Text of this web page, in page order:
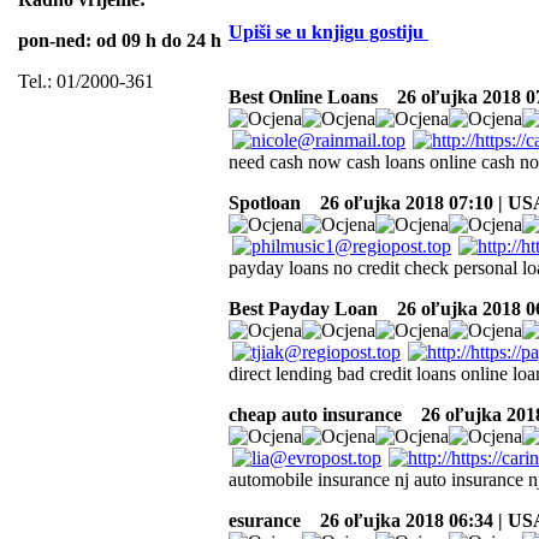
pon-ned: od 09 h do 24 h
Tel.: 01/2000-361
Upiši se u knjigu gostiju
Best Online Loans 26 oľujka 2018
need cash now cash loans online cash
Spotloan
26 oľujka 2018 07:10 |
payday loans no credit check personal
Best Payday Loan
26 oľujka 2018
direct lending bad credit loans online
cheap auto insurance
26 oľujka
automobile insurance nj auto insurance
esurance
26 oľujka 2018 06:34 |